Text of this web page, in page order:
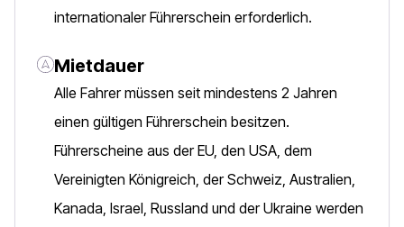
internationaler Führerschein erforderlich.
Mietdauer
Alle Fahrer müssen seit mindestens 2 Jahren
einen gültigen Führerschein besitzen.
Führerscheine aus der EU, den USA, dem
Vereinigten Königreich, der Schweiz, Australien,
Kanada, Israel, Russland und der Ukraine werden